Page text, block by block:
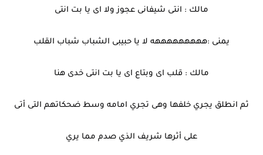
مالك : انتى شيفانى عجوز ولا اى يا بت انتى
يمنى :هههههههههه لا يا حبيبى الشباب شباب القلب
مالك : قلب اى وبتاع اى يا بت انتى خدى هنا
ثم انطلق يجري خلفها وهى تجري امامه وسط ضحكاتهم التى أتى
على أثرها شريف الذي صدم مما يري